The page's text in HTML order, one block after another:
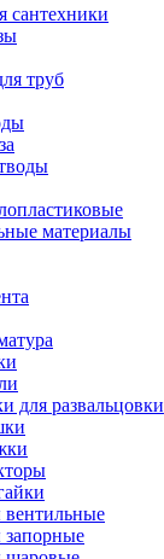
сантехники
труб
материалы
для развальцовки